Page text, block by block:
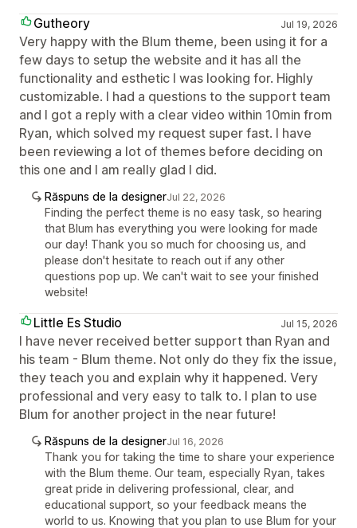
Gutheory
Jul 19, 2026
Very happy with the Blum theme, been using it for a
few days to setup the website and it has all the
functionality and esthetic I was looking for. Highly
customizable. I had a questions to the support team
and I got a reply with a clear video within 10min from
Ryan, which solved my request super fast. I have
been reviewing a lot of themes before deciding on
this one and I am really glad I did.
Răspuns de la designerJul 22, 2026
Finding the perfect theme is no easy task, so hearing
that Blum has everything you were looking for made
our day! Thank you so much for choosing us, and
please don't hesitate to reach out if any other
questions pop up. We can't wait to see your finished
website!
Little Es Studio Jul 15, 2026
I have never received better support than Ryan and
his team - Blum theme. Not only do they fix the issue,
they teach you and explain why it happened. Very
professional and very easy to talk to. I plan to use
Blum for another project in the near future!
Răspuns de la designerJul 16, 2026
Thank you for taking the time to share your experience
with the Blum theme. Our team, especially Ryan, takes
great pride in delivering professional, clear, and
educational support, so your feedback means the
world to us. Knowing that you plan to use Blum for your